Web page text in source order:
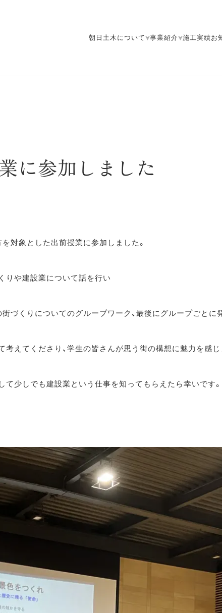
朝日土木について 事業紹介 施工実績お
に参加しました
対象とした出前授業に参加しました。
りや建設業について話を行い
づくりについてのグループワーク、最後にグループごとに
えてくださり、学生の皆さんが思う街の構想に魅力を感じ
少しでも建設業という仕事を知ってもらえたら幸いです。